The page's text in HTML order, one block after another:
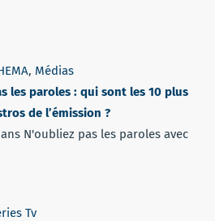
, Médias
les paroles : qui sont les 10 plus
de l’émission ?
N'oubliez pas les paroles avec
Tv